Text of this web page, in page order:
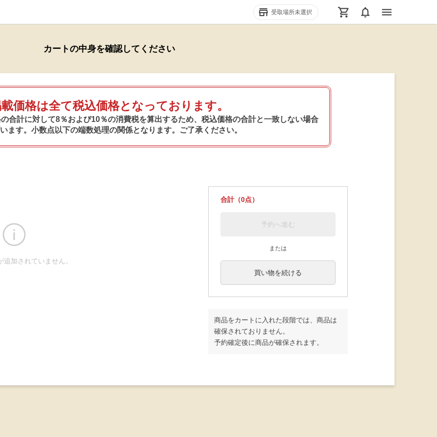
store_mall_directory 受取場所未選択 menu
カートの中身を確認してください
価格は全て税込価格となっております。
合計に対して8％および10％の消費税を算出するため、税込価格の合計と一致しない場合
ます。小数点以下の端数処理の関係となります。ご了承ください。
追加されていません。
合計（0点）
予約へ進む
または
買い物を続ける
商品をカートに入れた段階では、商品は
確保されておりません。
予約確定後に商品が確保されます。